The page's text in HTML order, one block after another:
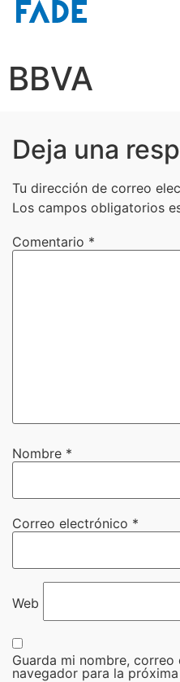
BBVA
Deja una
Tu dirección de correo
Los campos obligatorios
Comentario *
Nombre *
Correo electrónico *
Web
Guarda mi nombre,
navegador para la